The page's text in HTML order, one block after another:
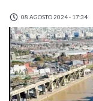
08 AGOSTO 2024 - 17:34